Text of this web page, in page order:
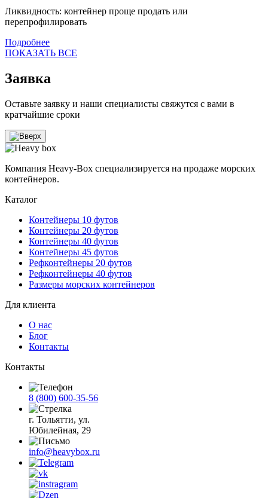
Ликвидность: контейнер проще продать или
перепрофилировать
Подробнее
ПОКАЗАТЬ ВСЕ
Заявка
Оставьте заявку и наши специалисты свяжутся с вами в
кратчайшие сроки
Компания Heavy-Box специализируется на продаже морских
контейнеров.
Каталог
Контейнеры 10 футов
Контейнеры 20 футов
Контейнеры 40 футов
Контейнеры 45 футов
Рефконтейнеры 20 футов
Рефконтейнеры 40 футов
Размеры морских контейнеров
Для клиента
О нас
Блог
Контакты
Контакты
8 (800) 600-35-56
г. Тольятти, ул.
Юбилейная, 29
info@heavybox.ru